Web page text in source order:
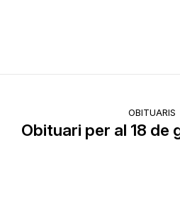
OBITUARIS
Obituari per al 18 de